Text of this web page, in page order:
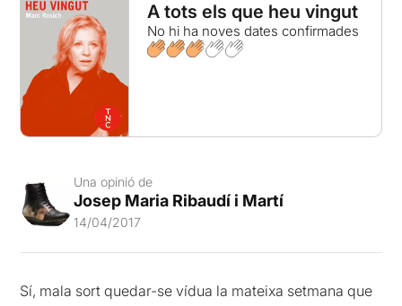
A tots els que heu vingut
No hi ha noves dates confirmades
Una opinió de
Josep Maria Ribaudí i Martí
14/04/2017
Sí, mala sort quedar-se vídua la mateixa setmana que